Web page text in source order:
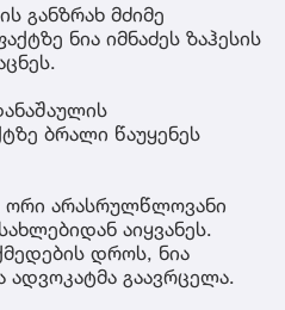
განზრახ მძიმე
ნია იმნაძეს ზაჰესის
ბრალი წაუყენეს
ორი არასრულწლოვანი
აიყვანეს.
დროს, ნია
ადვოკატმა გაავრცელა.